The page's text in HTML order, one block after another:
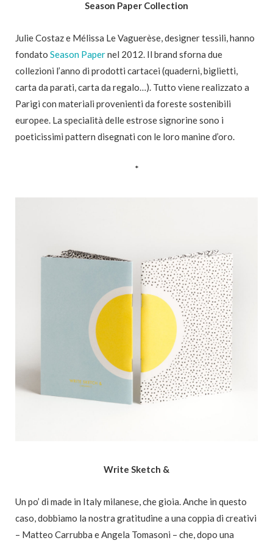
Season Paper Collection
Julie Costaz e Mélissa Le Vaguerèse, designer tessili, hanno
fondato Season Papernel 2012. Il brand sforna due
collezioni l’anno di prodotti cartacei (quaderni, biglietti,
carta da parati, carta da regalo…). Tutto viene realizzato a
Parigi con materiali provenienti da foreste sostenibili
europee. La specialità delle estrose signorine sono i
poeticissimi pattern disegnati con le loro manine d’oro.
*
Write Sketch &
Un po’ di made in Italy milanese, che gioia. Anche in questo
caso, dobbiamo la nostra gratitudine a una coppia di creativi
– Matteo Carrubba e Angela Tomasoni – che, dopo una